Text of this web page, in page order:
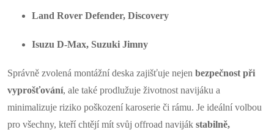
Land Rover Defender, Discovery
Isuzu D-Max, Suzuki Jimny
Správně zvolená montážní deska zajišťuje nejen bezpečnost při
vyprošťování, ale také prodlužuje životnost navijáku a
minimalizuje riziko poškození karoserie či rámu. Je ideální volbou
pro všechny, kteří chtějí mít svůj offroad naviják stabilně,